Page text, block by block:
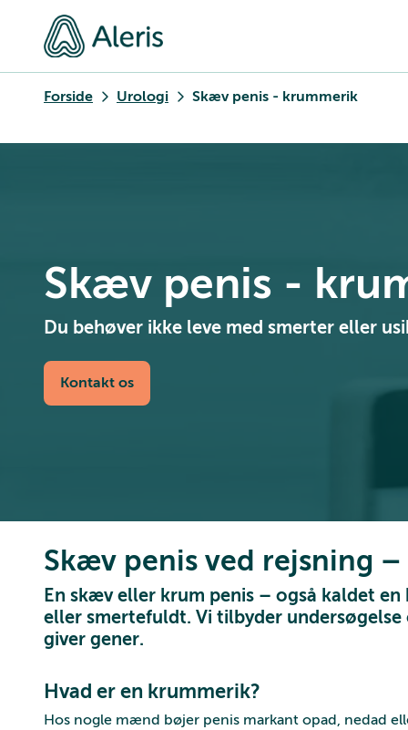
Forside Urologi Skæv penis - krummerik
Skæv penis -
Du behøver ikke leve med smerter eller
Kontakt os
Skæv penis ved rejsning
En skæv eller krum penis – også kaldet
eller smertefuldt. Vi tilbyder
giver gener.
Hvad er en krummerik?
Hos nogle mænd bøjer penis markant opad, nedad